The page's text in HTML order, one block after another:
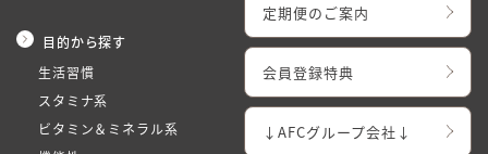
目的から探す
生活習慣
スタミナ系
ビタミン＆ミネラル系
定期便のご案内
会員登録特典
↓AFCグループ会社↓